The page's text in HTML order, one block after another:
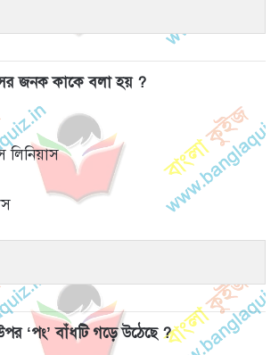
জনক কাকে বলা হয় ?
লিনিয়াস
‘পং’ বাঁধটি গড়ে উঠেছে ?